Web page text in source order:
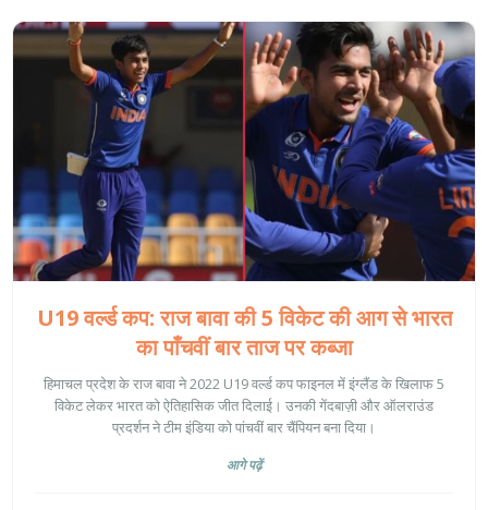
U19 वर्ल्ड कप: राज बावा की 5 विकेट की आग से भारत
का पाँचवीं बार ताज पर कब्जा
हिमाचल प्रदेश के राज बावा ने 2022 U19 वर्ल्ड कप फाइनल में इंग्लैंड के खिलाफ 5
विकेट लेकर भारत को ऐतिहासिक जीत दिलाई। उनकी गेंदबाज़ी और ऑलराउंड
प्रदर्शन ने टीम इंडिया को पांचवीं बार चैंपियन बना दिया।
आगे पढ़ें